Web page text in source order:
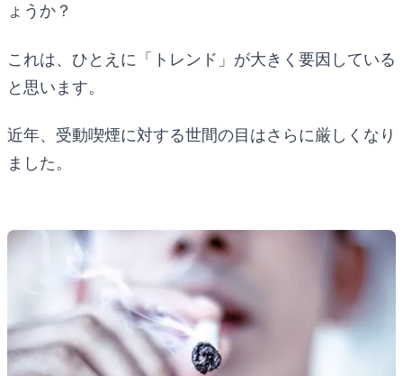
ょうか？
これは、ひとえに「トレンド」が大きく要因している
と思います。
近年、受動喫煙に対する世間の目はさらに厳しくなり
ました。